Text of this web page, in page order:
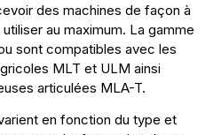
des machines de façon à
au maximum. La gamme
sont compatibles avec les
MLT et ULM ainsi
articulées MLA-T.
en fonction du type et